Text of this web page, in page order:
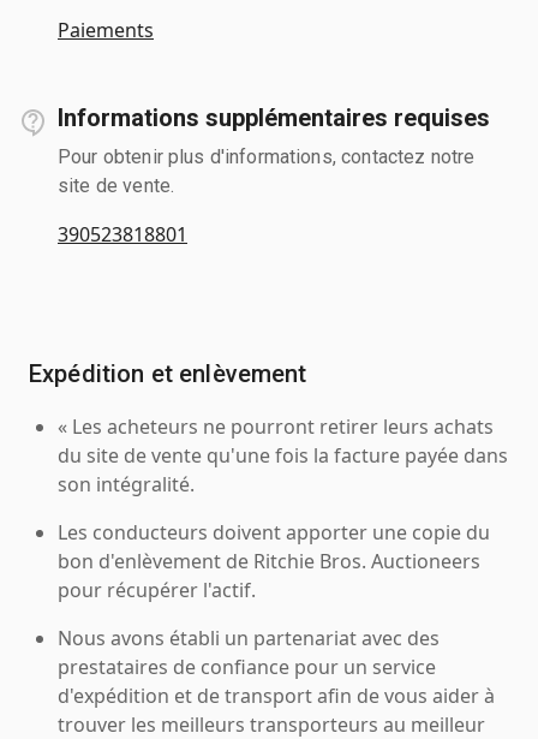
Paiements
Informations supplémentaires requises
Pour obtenir plus d'informations, contactez notre
site de vente.
390523818801
Expédition et enlèvement
« Les acheteurs ne pourront retirer leurs achats
du site de vente qu'une fois la facture payée dans
son intégralité.
Les conducteurs doivent apporter une copie du
bon d'enlèvement de Ritchie Bros. Auctioneers
pour récupérer l'actif.
Nous avons établi un partenariat avec des
prestataires de confiance pour un service
d'expédition et de transport afin de vous aider à
trouver les meilleurs transporteurs au meilleur